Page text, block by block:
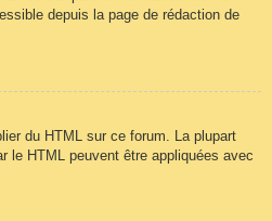
depuis la page de rédaction de
du HTML sur ce forum. La plupart
le HTML peuvent être appliquées avec